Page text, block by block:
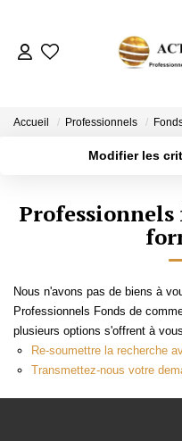
Accueil Professionnels
Modifier les
Type de bien
Créer une alerte
Professionnels
Nous n'avons pas de biens à
Professionnels Fonds de
plusieurs options s'offrent à
Re-soumettre la recherche
Transmettez-nous votre